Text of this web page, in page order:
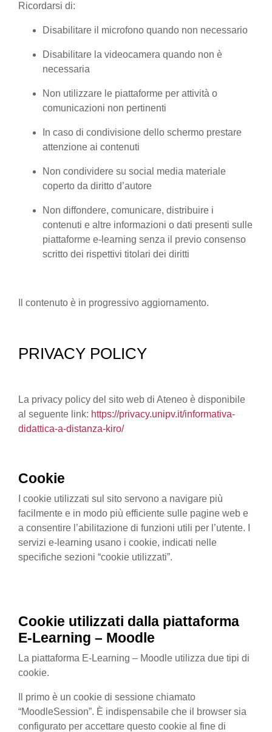
Ricordarsi di:
Disabilitare il microfono quando non necessario
Disabilitare la videocamera quando non è
necessaria
Non utilizzare le piattaforme per attività o
comunicazioni non pertinenti
In caso di condivisione dello schermo prestare
attenzione ai contenuti
Non condividere su social media materiale
coperto da diritto d’autore
Non diffondere, comunicare, distribuire i
contenuti e altre informazioni o dati presenti sulle
piattaforme e-learning senza il previo consenso
scritto dei rispettivi titolari dei diritti
Il contenuto è in progressivo aggiornamento.
PRIVACY POLICY
La privacy policy del sito web di Ateneo è disponibile
al seguente link: https://privacy.unipv.it/informativa-
didattica-a-distanza-kiro/
Cookie
I cookie utilizzati sul sito servono a navigare più
facilmente e in modo più efficiente sulle pagine web e
a consentire l’abilitazione di funzioni utili per l’utente. I
servizi e-learning usano i cookie, indicati nelle
specifiche sezioni “cookie utilizzati”.
Cookie utilizzati dalla piattaforma
E-Learning – Moodle
La piattaforma E-Learning – Moodle utilizza due tipi di
cookie.
Il primo è un cookie di sessione chiamato
“MoodleSession”. È indispensabile che il browser sia
configurato per accettare questo cookie al fine di